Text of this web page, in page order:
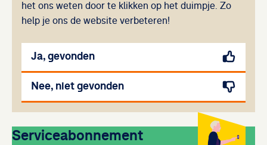
het ons weten door te klikken op het duimpje. Zo
help je ons de website verbeteren!
Ja, gevonden
Nee, niet gevonden
Uitgelicht
Serviceabonnement